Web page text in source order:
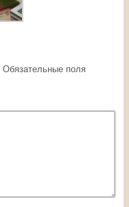
Обязательные поля